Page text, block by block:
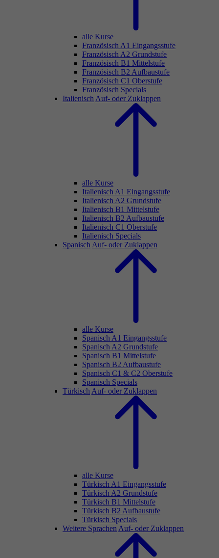
alle Kurse
Französisch A1 Eingangsstufe
Französisch A2 Grundstufe
Französisch B1 Mittelstufe
Französisch B2 Aufbaustufe
Französisch C1 Oberstufe
Französisch Specials
Italienisch Auf- oder Zuklappen
alle Kurse
Italienisch A1 Eingangsstufe
Italienisch A2 Grundstufe
Italienisch B1 Mittelstufe
Italienisch B2 Aufbaustufe
Italienisch C1 Oberstufe
Italienisch Specials
Spanisch Auf- oder Zuklappen
alle Kurse
Spanisch A1 Eingangsstufe
Spanisch A2 Grundstufe
Spanisch B1 Mittelstufe
Spanisch B2 Aufbaustufe
Spanisch C1 & C2 Oberstufe
Spanisch Specials
Türkisch Auf- oder Zuklappen
alle Kurse
Türkisch A1 Eingangsstufe
Türkisch A2 Grundstufe
Türkisch B1 Mittelstufe
Türkisch B2 Aufbaustufe
Türkisch Specials
Weitere Sprachen Auf- oder Zuklappen